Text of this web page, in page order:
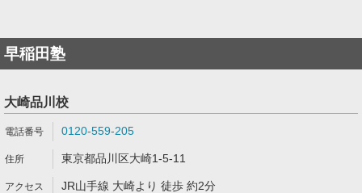
早稲田塾
大崎品川校
0120-559-205
東京都品川区大崎1-5-11
JR山手線 大崎より 徒歩 約2分